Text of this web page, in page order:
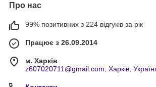
Про нас
99% позитивних з 224 відгуків за рік
Працює з 26.09.2014
м. Харків
z607020711@gmail.com, Харків,